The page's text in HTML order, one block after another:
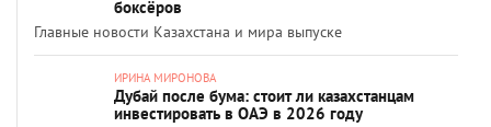
боксёров
Главные новости Казахстана и мира выпуске
ИРИНА МИРОНОВА
Дубай после бума: стоит ли казахстанцам
инвестировать в ОАЭ в 2026 году